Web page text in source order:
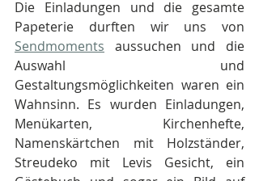
Die Einladungen und die gesamte
Sendmoments aussuchen und die
Auswahl und
Gestaltungsmöglichkeiten waren ein
Wahnsinn. Es wurden Einladungen,
Menükarten, Kirchenhefte,
Namenskärtchen mit Holzständer,
Streudeko mit Levis Gesicht, ein